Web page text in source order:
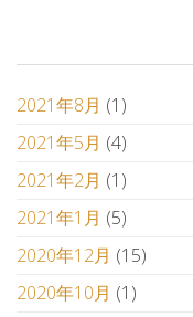
2021年8月 (1)
2021年5月 (4)
2021年2月 (1)
2021年1月 (5)
2020年12月 (15)
2020年10月 (1)